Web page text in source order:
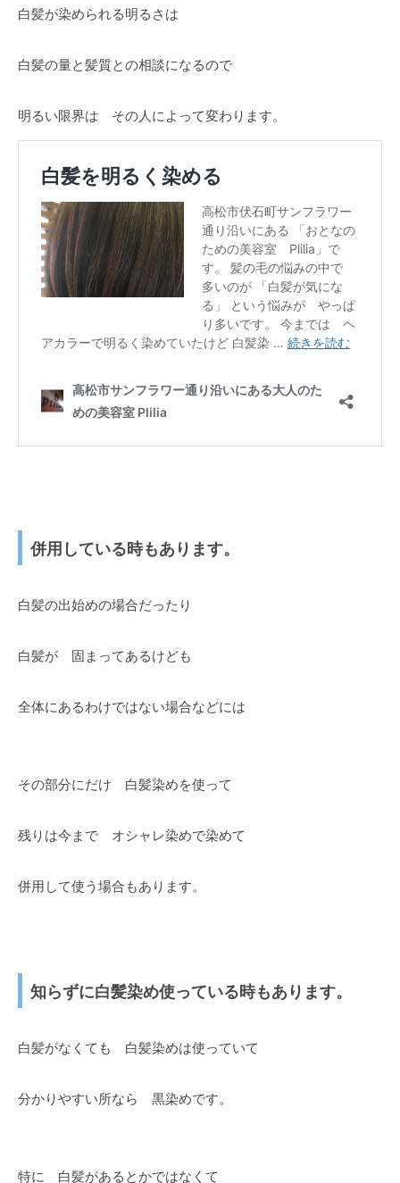
白髪が染められる明るさは
白髪の量と髪質との相談になるので
明るい限界は その人によって変わります。
併用している時もあります。
白髪の出始めの場合だったり
白髪が 固まってあるけども
全体にあるわけではない場合などには
その部分にだけ 白髪染めを使って
残りは今まで オシャレ染めで染めて
併用して使う場合もあります。
知らずに白髪染め使っている時もあります。
白髪がなくても 白髪染めは使っていて
分かりやすい所なら 黒染めです。
特に 白髪があるとかではなくて